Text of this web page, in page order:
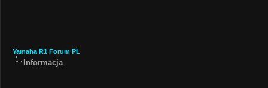
Yamaha R1 Forum PL
Informacja